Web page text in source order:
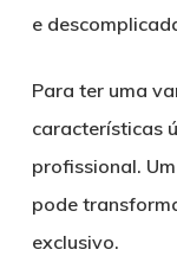
e
Para ter uma
características
profissional.
pode
exclusivo.